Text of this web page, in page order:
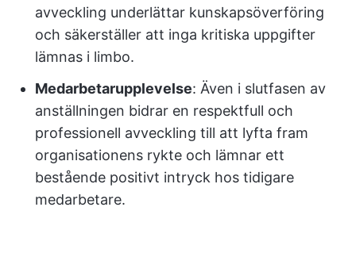
avveckling underlättar kunskapsöverföring
och säkerställer att inga kritiska uppgifter
lämnas i limbo.
Medarbetarupplevelse: Även i slutfasen av
anställningen bidrar en respektfull och
professionell avveckling till att lyfta fram
organisationens rykte och lämnar ett
bestående positivt intryck hos tidigare
medarbetare.